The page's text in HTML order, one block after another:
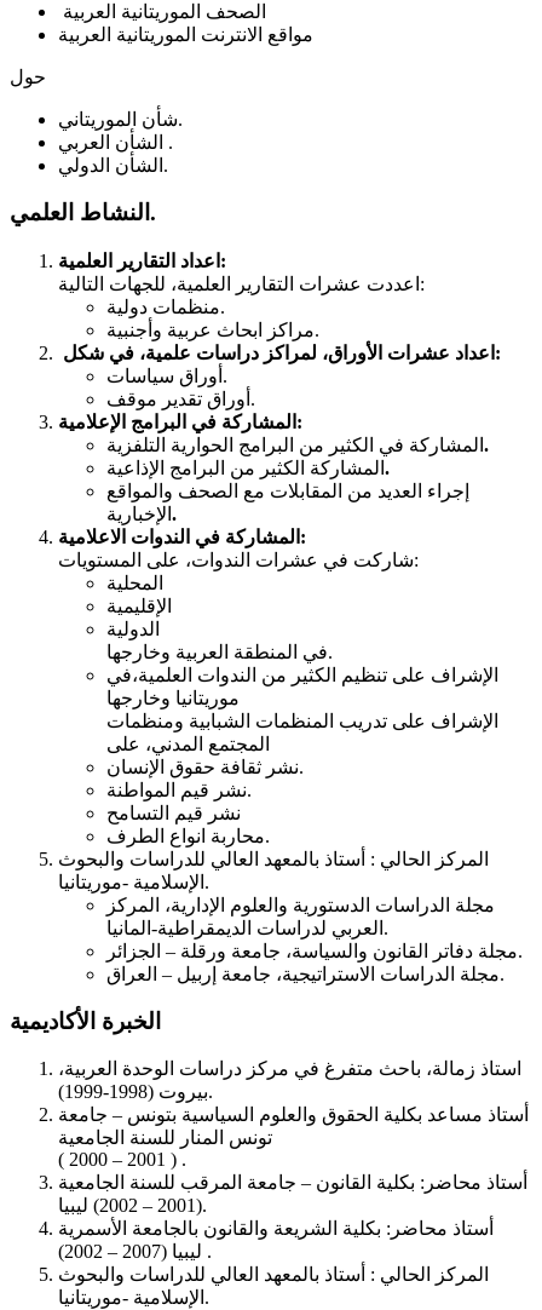
الصحف الموريتانية العربية
مواقع الانترنت الموريتانية العربية
حول
شأن الموريتاني.
الشأن العربي .
الشأن الدولي.
النشاط العلمي .
اعداد التقارير العلمية:
اعددت عشرات التقارير العلمية، للجهات التالية:
منظمات دولية.
مراكز ابحاث عربية وأجنبية.
اعداد عشرات الأوراق، لمراكز دراسات علمية، في شكل:
أوراق سياسات.
أوراق تقدير موقف.
المشاركة في البرامج الإعلامية:
المشاركة في الكثير من البرامج الحوارية التلفزية .
المشاركة الكثير من البرامج الإذاعية .
إجراء العديد من المقابلات مع الصحف والمواقع
الإخبارية .
المشاركة في الندوات الاعلامية:
شاركت في عشرات الندوات، على المستويات:
المحلية
الإقليمية
الدولية
في المنطقة العربية وخارجها.
الإشراف على تنظيم الكثير من الندوات العلمية،في
موريتانيا وخارجها
الإشراف على تدريب المنظمات الشبابية ومنظمات
المجتمع المدني، على
نشر ثقافة حقوق الإنسان.
نشر قيم المواطنة.
نشر قيم التسامح
محاربة انواع الطرف.
المركز الحالي : أستاذ بالمعهد العالي للدراسات والبحوث
الإسلامية -موريتانيا.
مجلة الدراسات الدستورية والعلوم الإدارية، المركز
العربي لدراسات الديمقراطية-المانيا.
مجلة دفاتر القانون والسياسة، جامعة ورقلة – الجزائر.
مجلة الدراسات الاستراتيجية، جامعة إربيل – العراق.
الخبرة الأكاديمية
استاذ زمالة، باحث متفرغ في مركز دراسات الوحدة العربية،
بيروت (1998-1999).
أستاذ مساعد بكلية الحقوق والعلوم السياسية بتونس – جامعة
تونس المنار للسنة الجامعية
( 2000 – 2001 ) .
أستاذ محاضر: بكلية القانون – جامعة المرقب للسنة الجامعية
(2001 – 2002) ليبيا.
أستاذ محاضر: بكلية الشريعة والقانون بالجامعة الأسمرية
(2002 – 2007) ليبيا .
المركز الحالي : أستاذ بالمعهد العالي للدراسات والبحوث
الإسلامية -موريتانيا.